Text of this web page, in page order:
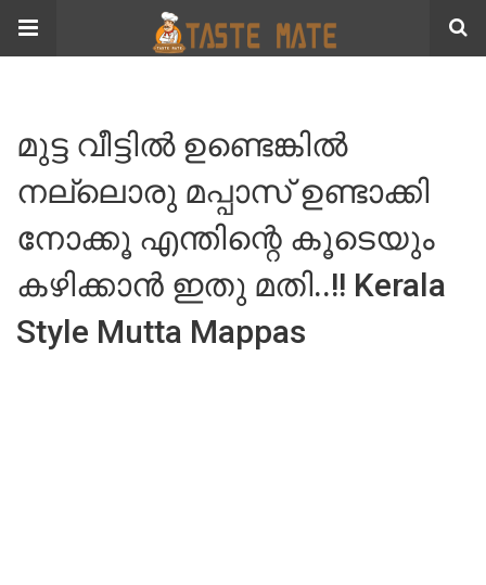
മുട്ട വീട്ടിൽ ഉണ്ടെങ്കിൽ
നല്ലൊരു മപ്പാസ് ഉണ്ടാക്കി
നോക്കൂ എന്തിന്റെ കൂടെയും
കഴിക്കാൻ ഇതു മതി..!! Kerala
Style Mutta Mappas